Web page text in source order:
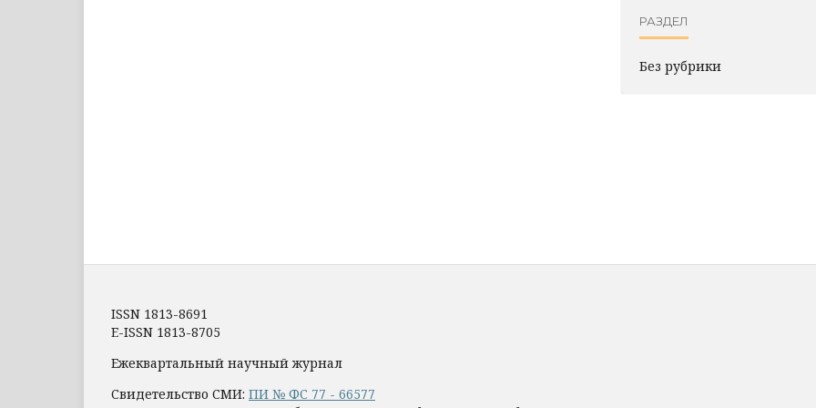
РАЗДЕЛ
Без рубрики
ISSN 1813-8691
E-ISSN 1813-8705
Ежеквартальный научный журнал
Свидетельство СМИ: ПИ № ФС 77 - 66577